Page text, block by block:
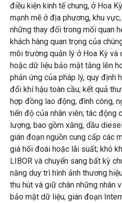
điều kiện kinh tế chung, ở Hoa
mạnh mẽ ở địa phương, khu
những thay đổi trong mối quan
khách hàng quan trọng của
môi trường quản lý ở Hoa Kỳ và
hoặc dữ liệu bảo mật tăng lên
phản ứng của pháp lý, quy định
đổi khí hậu toàn cầu; kết quả
hợp đồng lao động; đình công,
tiến độ của nhân viên; tác động
lượng, bao gồm xăng, dầu
gián đoạn nguồn cung cấp các
giá hối đoái hoặc lãi suất; khó
LIBOR và chuyển sang bất kỳ
năng duy trì hình ảnh thương
thu hút và giữ chân những nhân
bảo mật dữ liệu; gián đoạn